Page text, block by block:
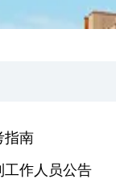
指南
工作人员公告